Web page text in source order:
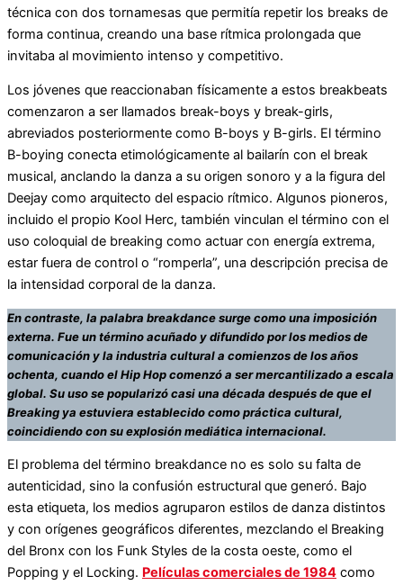
técnica con dos tornamesas que permitía repetir los breaks de
forma continua, creando una base rítmica prolongada que
invitaba al movimiento intenso y competitivo.
Los jóvenes que reaccionaban físicamente a estos breakbeats
comenzaron a ser llamados break-boys y break-girls,
abreviados posteriormente como B-boys y B-girls. El término
B-boying conecta etimológicamente al bailarín con el break
musical, anclando la danza a su origen sonoro y a la figura del
Deejay como arquitecto del espacio rítmico. Algunos pioneros,
incluido el propio Kool Herc, también vinculan el término con el
uso coloquial de breaking como actuar con energía extrema,
estar fuera de control o “romperla”, una descripción precisa de
la intensidad corporal de la danza.
En contraste, la palabra breakdance surge como una imposición
externa. Fue un término acuñado y difundido por los medios de
comunicación y la industria cultural a comienzos de los años
ochenta, cuando el Hip Hop comenzó a ser mercantilizado a escala
global. Su uso se popularizó casi una década después de que el
Breaking ya estuviera establecido como práctica cultural,
coincidiendo con su explosión mediática internacional.
El problema del término breakdance no es solo su falta de
autenticidad, sino la confusión estructural que generó. Bajo
esta etiqueta, los medios agruparon estilos de danza distintos
y con orígenes geográficos diferentes, mezclando el Breaking
del Bronx con los Funk Styles de la costa oeste, como el
Popping y el Locking. Películas comerciales de 1984 como